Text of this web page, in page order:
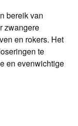
bereik van
zwangere
en rokers. Het
te
en evenwichtige